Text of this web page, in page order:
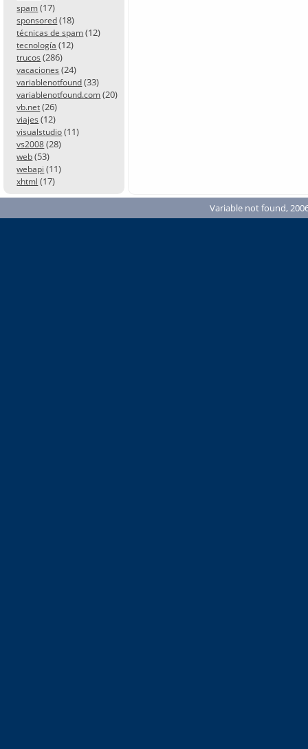
spam (17)
sponsored (18)
técnicas de spam (12)
tecnología (12)
trucos (286)
vacaciones (24)
variablenotfound (33)
variablenotfound.com (20)
vb.net (26)
viajes (12)
visualstudio (11)
vs2008 (28)
web (53)
webapi (11)
xhtml (17)
Variable not found,